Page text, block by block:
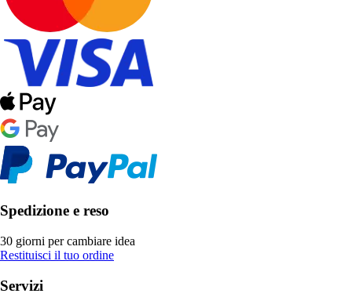
Spedizione e reso
30 giorni per cambiare idea
Restituisci il tuo ordine
Servizi